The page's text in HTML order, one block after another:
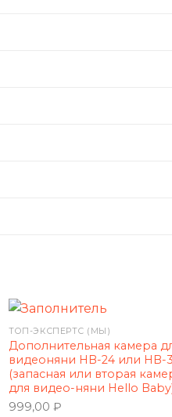
ТОП-ЭКСПЕРТС (МЫ)
Дополнительная камера
видеоняни HB-24 или HB-
(запасная или вторая
для видео-няни Hello
999,00₽